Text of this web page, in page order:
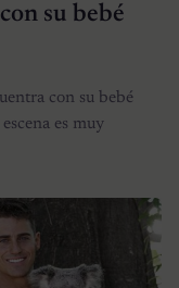
su bebé
con su bebé
es muy